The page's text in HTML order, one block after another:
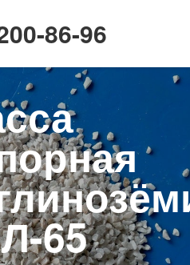
86-96
65